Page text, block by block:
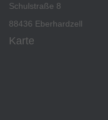
Schulstraße 8
88436 Eberhardzell
Karte